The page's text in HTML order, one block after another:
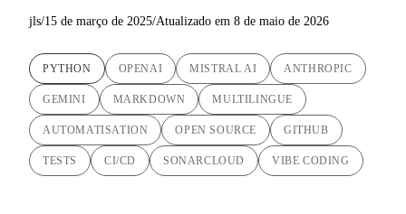
jls/15 de março de 2025/Atualizado em 8 de maio de 2026
PYTHON OPENAI MISTRAL AI ANTHROPIC
GEMINI MARKDOWN MULTILINGUE
AUTOMATISATION OPEN SOURCE GITHUB
TESTS CI/CD SONARCLOUD VIBE CODING